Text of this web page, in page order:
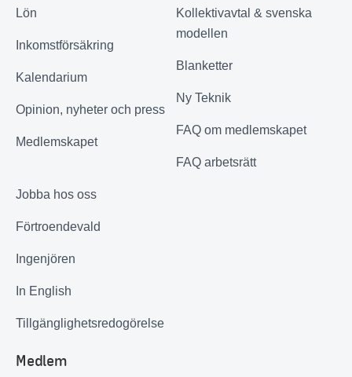
Lön
Inkomstförsäkring
Kalendarium
Opinion, nyheter och press
Medlemskapet
Kollektivavtal & svenska
modellen
Blanketter
Ny Teknik
FAQ om medlemskapet
FAQ arbetsrätt
Jobba hos oss
Förtroendevald
Ingenjören
In English
Tillgänglighetsredogörelse
Medlem